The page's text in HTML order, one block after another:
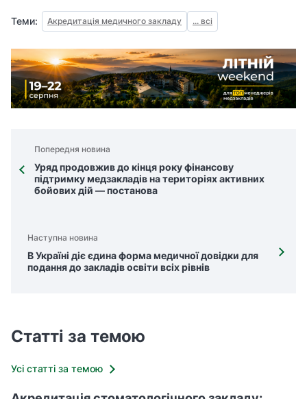
Теми: Акредитація медичного закладу ... всі
Попередня новина
Уряд продовжив до кінця року фінансову
підтримку медзакладів на територіях активних
бойових дій — постанова
Наступна новина
В Україні діє єдина форма медичної довідки для
подання до закладів освіти всіх рівнів
Статті за темою
Усі статті за темою